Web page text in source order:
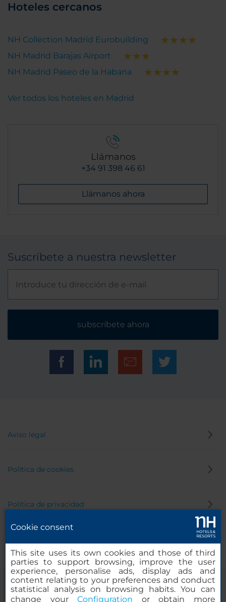
Hoteles cercanos
NH Collection Madrid Eurobuilding
NH Madrid Barajas Airport
NH Madrid Paseo de la Habana
Ver todos los hoteles en Madrid
Llámanos
+34 91 398 46 61
Llámanos ahora
Suscríbete a nuestra newsletter
subscríbete ahora
Aviso legal
Política de cookies
Política de privacidad
Cookie consent
This site uses its own cookies and those of third
parties to support browsing, improve the user
experience, personalise ads, display ads and
content relating to your preferences and conduct
statistical analysis on browsing habits. You can
change yourConfiguration or obtain more